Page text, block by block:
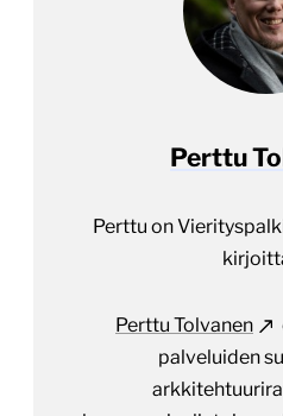
Perttu
Perttu on
Perttu Tolvanen
palveluiden